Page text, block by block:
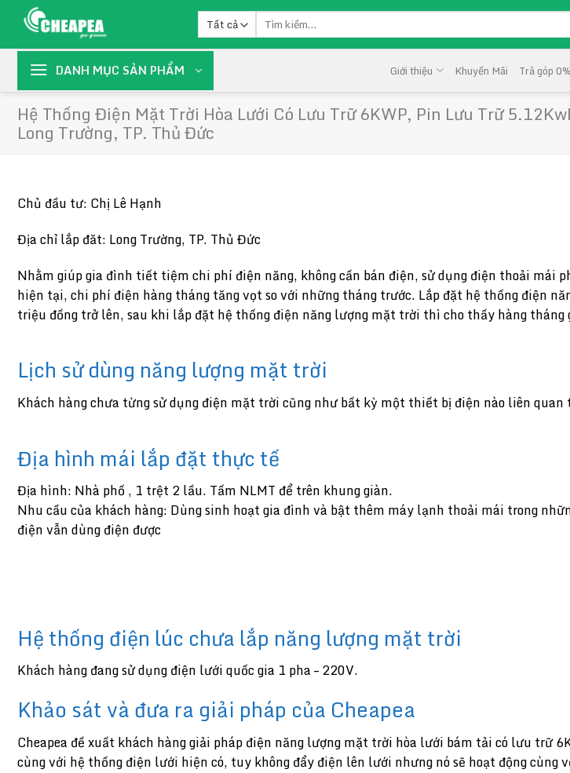
Chuyển
nội
Tìm
kiếm:
DANH MỤC SẢN PHẨM Giới thiệu Khuyến Mãi Trả góp 0%
Hệ Thống Điện Mặt Trời Hòa Lưới Có Lưu Trữ 6KWP, Pin Lưu Trữ
Long Trường, TP. Thủ Đức
Chủ đầu tư: Chị Lê Hạnh
Địa chỉ lắp đăt: Long Trường, TP. Thủ Đức
Nhằm giúp gia đình tiết tiệm chi phí điện năng, không cần bán điện, sử dụng điện thoải mái
hiện tại, chi phí điện hàng tháng tăng vọt so với những tháng trước. Lắp đặt hệ thống điện
triệu đồng trở lên, sau khi lắp đặt hệ thống điện năng lượng mặt trời thì cho thấy hàng
Lịch sử dùng năng lượng mặt trời
Khách hàng chưa từng sử dụng điện mặt trời cũng như bất kỳ một thiết bị điện nào liên
Địa hình mái lắp đặt thực tế
Địa hình: Nhà phố , 1 trệt 2 lầu. Tấm NLMT để trên khung giàn.
Nhu cầu của khách hàng: Dùng sinh hoạt gia đình và bật thêm máy lạnh thoải mái trong
điện vẫn dùng điện được
Hệ thống điện lúc chưa lắp năng lượng mặt trời
Khách hàng đang sử dụng điện lưới quốc gia 1 pha – 220V.
Khảo sát và đưa ra giải pháp của Cheapea
Cheapea đề xuất khách hàng giải pháp điện năng lượng mặt trời hòa lưới bám tải có lưu trữ
cùng với hệ thống điện lưới hiện có, tuy không đẩy điện lên lưới nhưng nó sẽ hoạt động